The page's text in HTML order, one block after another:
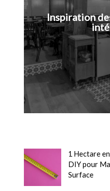
Inspiration
1 Hectare
DIY pour
Surface